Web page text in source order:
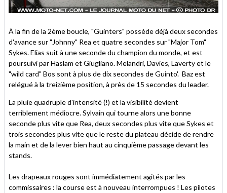
À la fin de la 2ème boucle, "Guinters" possède déjà deux secondes
d'avance sur "Johnny" Rea et quatre secondes sur "Major Tom"
Sykes. Elias suit à une seconde du champion du monde, et est
poursuivi par Haslam et Giugliano. Melandri, Davies, Laverty et le
"wild card" Bos sont à plus de dix secondes de Guinto'. Baz est
relégué à la treizième position, à près de 15 secondes du leader.
La pluie quadruple d'intensité (!) et la visibilité devient
terriblement médiocre. Sylvain qui tourne alors une bonne
seconde plus vite que Rea, deux secondes plus vite que Sykes et
trois secondes plus vite que le reste du plateau décide de rendre
la main et de la lever bien haut au cinquième passage devant les
stands.
Les drapeaux rouges sont immédiatement agités par les
commissaires : la course est à nouveau interrompues ! Les pilotes